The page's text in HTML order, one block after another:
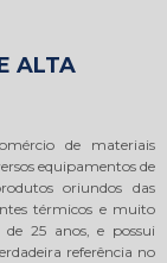
ALTA
de materiais
equipamentos de
oriundos das
térmicos e muito
25 anos, e possui
referência no